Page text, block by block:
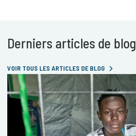
Derniers articles de blog
VOIR TOUS LES ARTICLES DE BLOG